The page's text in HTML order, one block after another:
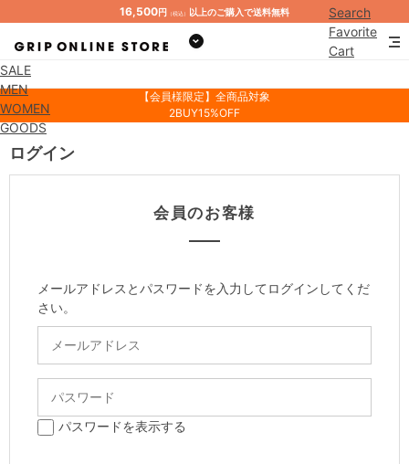
16,500円 （税込） 以上のご購入で送料無料
Search
Favorite
Cart
SALE
MEN
WOMEN
GOODS
【会員様限定】全商品対象
2BUY15%OFF
ログイン
会員のお客様
メールアドレスとパスワードを入力してログインしてくだ
さい。
パスワードを表示する